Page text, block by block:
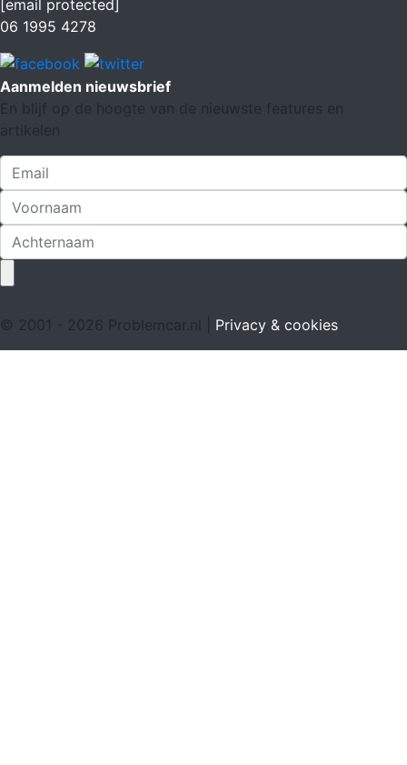
[email protected]
06 1995 4278
Aanmelden nieuwsbrief
En blijf op de hoogte van de nieuwste features en
artikelen
© 2001 - 2026 Problemcar.nl | Privacy & cookies